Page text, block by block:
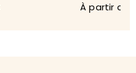
À partir de